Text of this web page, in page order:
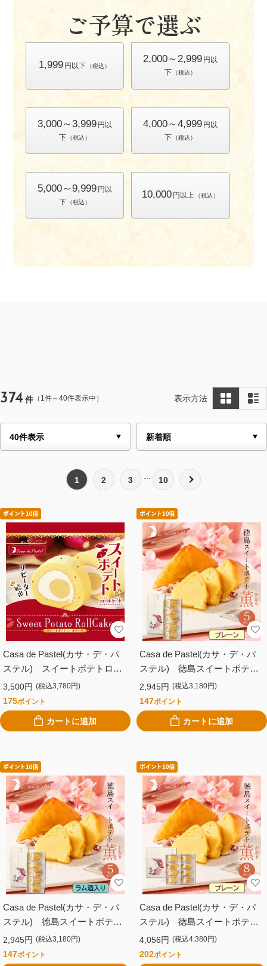
ご予算で選ぶ
1,999 円以下 （税込）
2,000～2,999 円以
下
（税込）
3,000～3,999 円以
下 （税込）
4,000～4,999 円以
下
（税込）
5,000～9,999 円以
下 （税込）
10,000 円以上 （税込）
374 件 （1件～40件表示中） 表示方法
1 2 3 10
Casa de Pastel(カサ・デ・パ
ステル) スイートポテトロー
ルケーキ
3,500円 (税込3,780円)
175ポイント
カートに追加
Casa de Pastel(カサ・デ・パ
ステル) 徳島スイートポテト
（５個入り・プレーン）
2,945円 (税込3,180円)
147ポイント
カートに追加
Casa de Pastel(カサ・デ・パ
ステル) 徳島スイートポテト
（５個入り・ラム酒）
2,945円 (税込3,180円)
147ポイント
Casa de Pastel(カサ・デ・パ
ステル) 徳島スイートポテト
（８個入り・プレーン）
4,056円 (税込4,380円)
202ポイント